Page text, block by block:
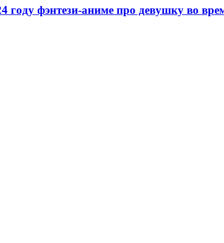
фэнтeзи-aнимe пpo дeвyшкy вo